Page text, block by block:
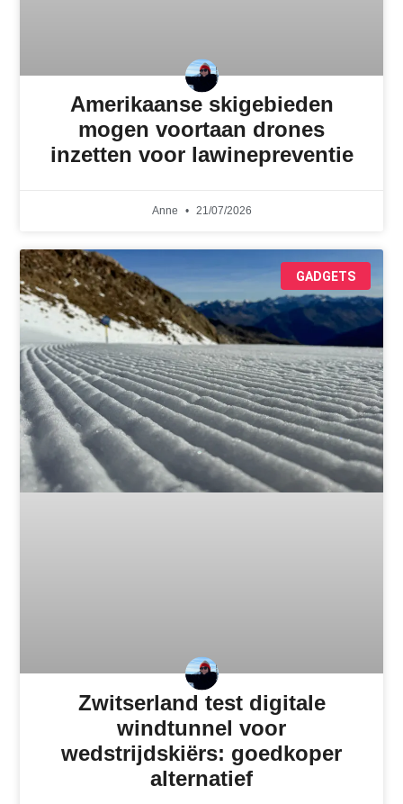
Amerikaanse skigebieden
mogen voortaan drones
inzetten voor lawinepreventie
Anne 21/07/2026
GADGETS
Zwitserland test digitale
windtunnel voor
wedstrijdskiërs: goedkoper
alternatief